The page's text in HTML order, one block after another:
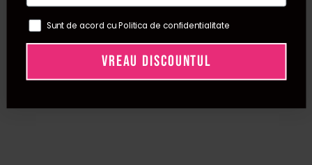
Sunt de acord cu Politica de confidentialitate
VREAU DISCOUNTUL